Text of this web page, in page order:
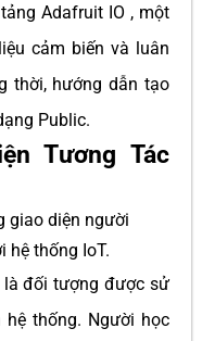
Adafruit IO , một
cảm biến và luân
thời, hướng dẫn tạo
Public.
Tương Tác
giao diện người
hệ thống IoT.
là đối tượng được sử
thống. Người học